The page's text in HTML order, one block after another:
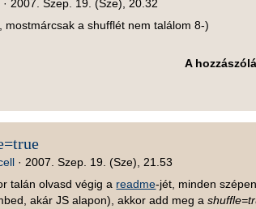
· 2007. Szep. 19. (Sze), 20.32
mostmárcsak a shufflét nem találom 8-)
A
· 2007. Szep. 19. (Sze), 21.53
talán olvasd végig a readme-jét, minden
akár JS alapon), akkor add meg a